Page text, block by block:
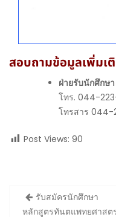
สอบถามข้อมูลเพิ่มเ
ฝ่ายรับนักศึกษา
โทร. 044-
โทรสาร 044-
Post Views: 90
Post
navigation
รับสมัครนักศึกษา
หลักสูตรทันตแพทยศาสต